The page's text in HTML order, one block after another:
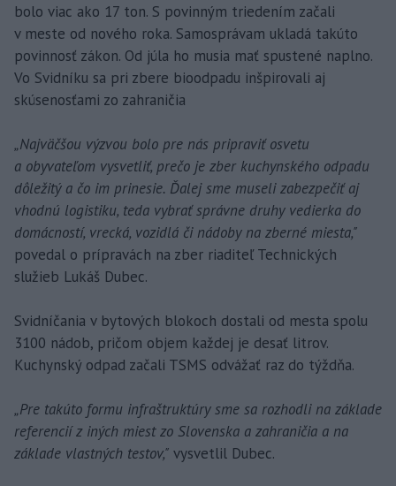
bolo viac ako 17 ton. S povinným triedením začali
v meste od nového roka. Samosprávam ukladá takúto
povinnosť zákon. Od júla ho musia mať spustené naplno.
Vo Svidníku sa pri zbere bioodpadu inšpirovali aj
skúsenosťami zo zahraničia
„Najväčšou výzvou bolo pre nás pripraviť osvetu
a obyvateľom vysvetliť, prečo je zber kuchynského odpadu
dôležitý a čo im prinesie. Ďalej sme museli zabezpečiť aj
vhodnú logistiku, teda vybrať správne druhy vedierka do
domácností, vrecká, vozidlá či nádoby na zberné miesta,"
povedal o prípravách na zber riaditeľ Technických
služieb Lukáš Dubec.
Svidníčania v bytových blokoch dostali od mesta spolu
3100 nádob, pričom objem každej je desať litrov.
Kuchynský odpad začali TSMS odvážať raz do týždňa.
„Pre takúto formu infraštruktúry sme sa rozhodli na základe
referencií z iných miest zo Slovenska a zahraničia a na
základe vlastných testov," vysvetlil Dubec.